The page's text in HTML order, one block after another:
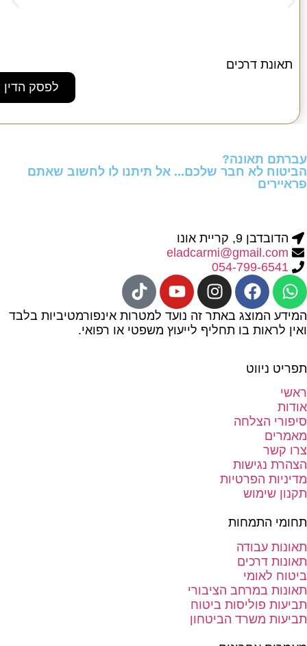
תאונת דרכים
לפסק הדין
עברתם תאונה?
הביטוח לא חבר שלכם... אל תיתנו לו לחשוב שאתם
פראיירים
הדובדבן 9, קריית אונו
eladcarmi@gmail.com
054-799-6541
המידע המוצג באתר זה נועד למטרות אינפורמטיביות בלבד
ואין לראות בו תחליף לייעוץ משפטי או רפואי.
תפריט ניווט
ראשי
אודות
סיפורי הצלחה
מאמרים
צרו קשר
הצהרת נגישות
מדיניות הפרטיות
תקנון שימוש
תחומי התמחות
תאונות עבודה
תאונות דרכים
ביטוח לאומי
תאונות במרחב הציבורי
תביעות פוליסות ביטוח
תביעות משרד הביטחון